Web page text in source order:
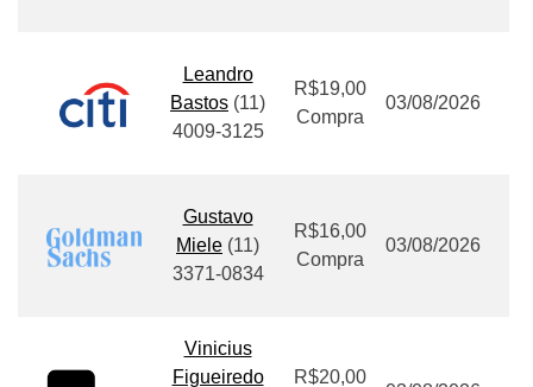
Leandro
Bastos (11)
4009-3125
R$19,00
Compra
03/08/2026
Gustavo
Miele (11)
3371-0834
R$16,00
Compra
03/08/2026
Vinicius
Figueiredo
R$20,00